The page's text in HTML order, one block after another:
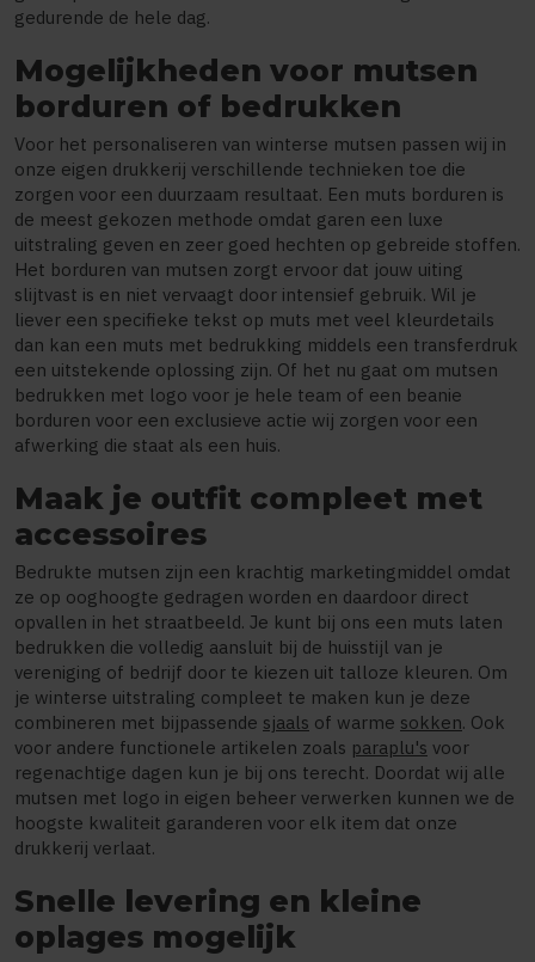
gedurende de hele dag.
Mogelijkheden voor mutsen
borduren of bedrukken
Voor het personaliseren van winterse mutsen passen wij in
onze eigen drukkerij verschillende technieken toe die
zorgen voor een duurzaam resultaat. Een muts borduren is
de meest gekozen methode omdat garen een luxe
uitstraling geven en zeer goed hechten op gebreide stoffen.
Het borduren van mutsen zorgt ervoor dat jouw uiting
slijtvast is en niet vervaagt door intensief gebruik. Wil je
liever een specifieke tekst op muts met veel kleurdetails
dan kan een muts met bedrukking middels een transferdruk
een uitstekende oplossing zijn. Of het nu gaat om mutsen
bedrukken met logo voor je hele team of een beanie
borduren voor een exclusieve actie wij zorgen voor een
afwerking die staat als een huis.
Maak je outfit compleet met
accessoires
Bedrukte mutsen zijn een krachtig marketingmiddel omdat
ze op ooghoogte gedragen worden en daardoor direct
opvallen in het straatbeeld. Je kunt bij ons een muts laten
bedrukken die volledig aansluit bij de huisstijl van je
vereniging of bedrijf door te kiezen uit talloze kleuren. Om
je winterse uitstraling compleet te maken kun je deze
combineren met bijpassende sjaals of warme sokken. Ook
voor andere functionele artikelen zoals paraplu's voor
regenachtige dagen kun je bij ons terecht. Doordat wij alle
mutsen met logo in eigen beheer verwerken kunnen we de
hoogste kwaliteit garanderen voor elk item dat onze
drukkerij verlaat.
Snelle levering en kleine
oplages mogelijk